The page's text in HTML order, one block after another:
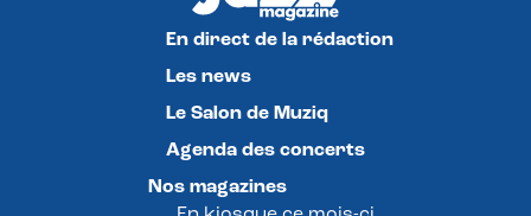
En direct de la rédaction
Les news
Le Salon de Muziq
Agenda des concerts
Nos magazines